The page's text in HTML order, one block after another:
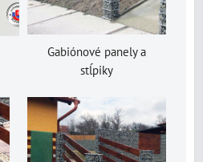
Gabiónové panely a
stĺpiky